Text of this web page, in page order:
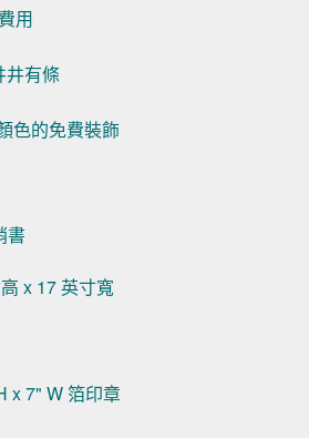
用
井有條
色的免費裝飾
書
x 17 英寸寬
x 7" W 箔印章